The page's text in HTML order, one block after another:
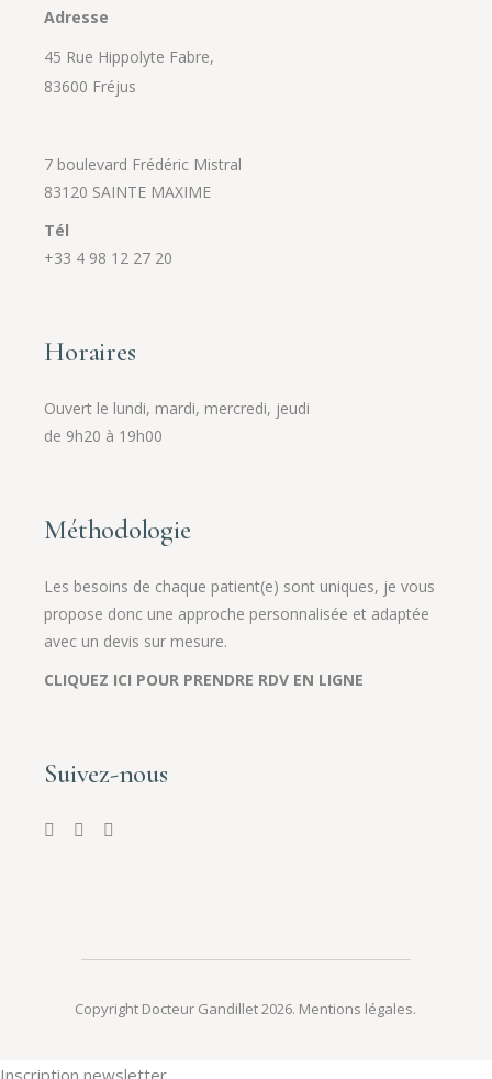
Adresse
45 Rue Hippolyte Fabre,
83600 Fréjus
7 boulevard Frédéric Mistral
83120 SAINTE MAXIME
Tél
+33 4 98 12 27 20
Horaires
Ouvert le lundi, mardi, mercredi, jeudi
de 9h20 à 19h00
Méthodologie
Les besoins de chaque patient(e) sont uniques, je vous
propose donc une approche personnalisée et adaptée
avec un devis sur mesure.
CLIQUEZ ICI POUR PRENDRE RDV EN LIGNE
Suivez-nous
Copyright Docteur Gandillet 2026. Mentions légales.
Inscription newsletter